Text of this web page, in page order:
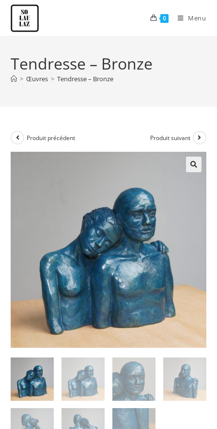
0 Menu
Tendresse – Bronze
> Œuvres > Tendresse – Bronze
Produit précédent Produit suivant